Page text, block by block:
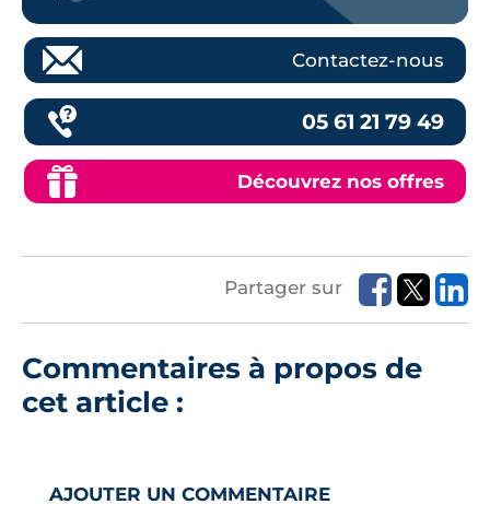
Contactez-nous
05 61 21 79 49
Découvrez nos offres
Partager sur
Commentaires à propos de
cet article :
AJOUTER UN COMMENTAIRE